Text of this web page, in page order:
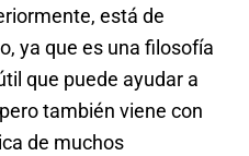
está de
ya que es una filosofía
que puede ayudar a
también viene con
de muchos